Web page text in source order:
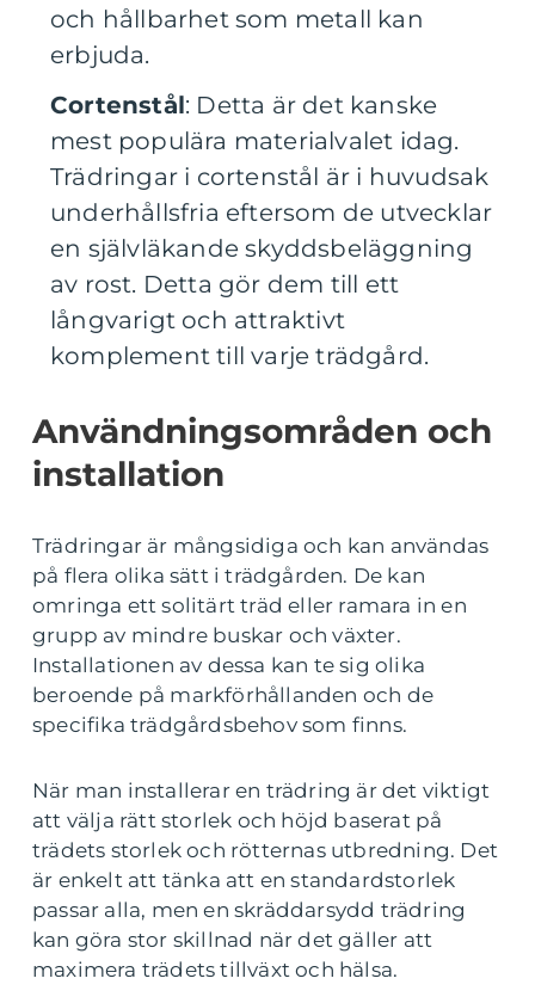
och hållbarhet som metall kan
erbjuda.
Cortenstål: Detta är det kanske
mest populära materialvalet idag.
Trädringar i cortenstål är i huvudsak
underhållsfria eftersom de utvecklar
en självläkande skyddsbeläggning
av rost. Detta gör dem till ett
långvarigt och attraktivt
komplement till varje trädgård.
Användningsområden och
installation
Trädringar är mångsidiga och kan användas
på flera olika sätt i trädgården. De kan
omringa ett solitärt träd eller ramara in en
grupp av mindre buskar och växter.
Installationen av dessa kan te sig olika
beroende på markförhållanden och de
specifika trädgårdsbehov som finns.
När man installerar en trädring är det viktigt
att välja rätt storlek och höjd baserat på
trädets storlek och rötternas utbredning. Det
är enkelt att tänka att en standardstorlek
passar alla, men en skräddarsydd trädring
kan göra stor skillnad när det gäller att
maximera trädets tillväxt och hälsa.